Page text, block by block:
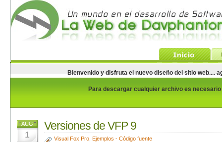
Bienvenido y disfruta el nuevo diseño del sitio web....
Para descargar cualquier archivo es
AUG
1
Versiones de VFP 9
Visual Fox Pro, Ejemplos - Código fuente